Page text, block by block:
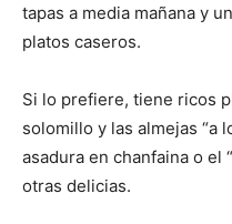
tapas a media mañana y
platos caseros.
Si lo prefiere, tiene ricos
solomillo y las almejas “a
asadura en chanfaina o el
otras delicias.